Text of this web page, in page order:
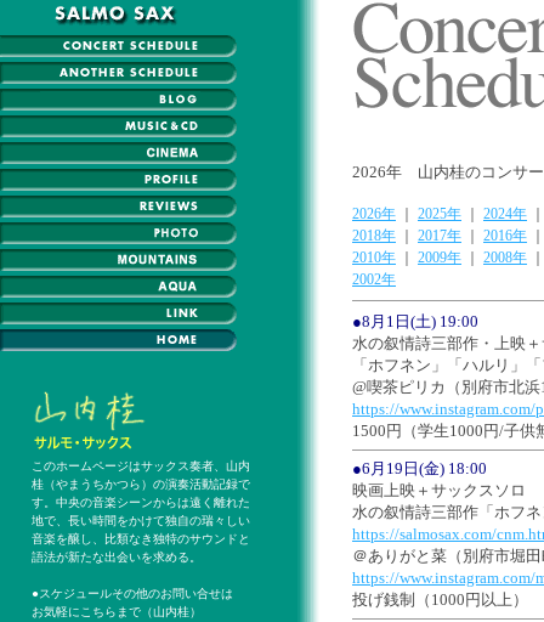
このホームページはサックス奏者、山内
桂（やまうちかつら）の演奏活動記録で
す。中央の音楽シーンからは遠く離れた
地で、長い時間をかけて独自の瑞々しい
音楽を醸し、比類なき独特のサウンドと
語法が新たな出会いを求める。
●スケジュールその他のお問い合せは
お気軽にこちらまで（山内桂）
2026年 山内桂のコンサ
2026年 2025年 2024年
2018年
2017年 2016年
2010年
2009年 2008年
2002年
●8月1日(土) 19:00
水の叙情詩三部作・上映
「ホフネン」「ハルリ」
@喫茶ピリカ（別府市北
https://www.instagram.com/
1500円（学生1000円/子供
●6月19日(金) 18:00
映画上映＋サックスソロ
水の叙情詩三部作「ホフ
https://salmosax.com/
＠ありがと菜（別府市堀
https://www.instagram.com/
投げ銭制（1000円以上）